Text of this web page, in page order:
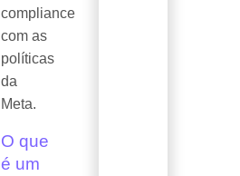
compliance
com as
políticas
da
Meta.
O que
é um